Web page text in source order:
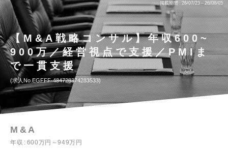
掲載期間 26/07/23～26/08/05
【M&A戦略コンサル】年収600~
900万／経営視点で支援／PMIま
で一貫支援
求人No.EGFFF-484728374283533
M&A
年収
600万円～949万円